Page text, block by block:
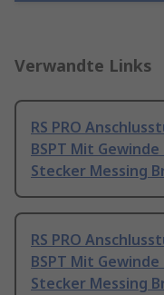
Verwandte Links
RS PRO
BSPT Mit
Stecker Messing
RS PRO
BSPT Mit
Stecker Messing